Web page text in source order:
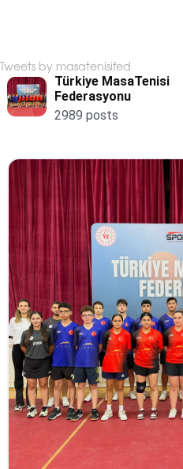
Tweets by masatenisifed